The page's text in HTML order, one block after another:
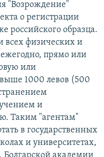
"Возрождение"
о регистрации
российского образца.
всех физических и
прямо или
или
1000 левов (500
и
Таким "агентам"
в государственных
и университетах,